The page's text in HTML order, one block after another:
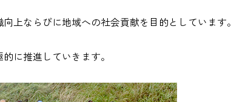
上ならびに地域への社会貢献を目的としています。
に推進していきます。